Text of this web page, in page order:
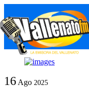
to
content
16 Ago 2025